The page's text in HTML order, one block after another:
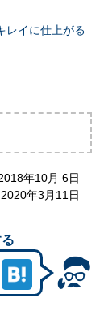
レイに仕上がる
年10月 6日
2020年3月11日
ェアする